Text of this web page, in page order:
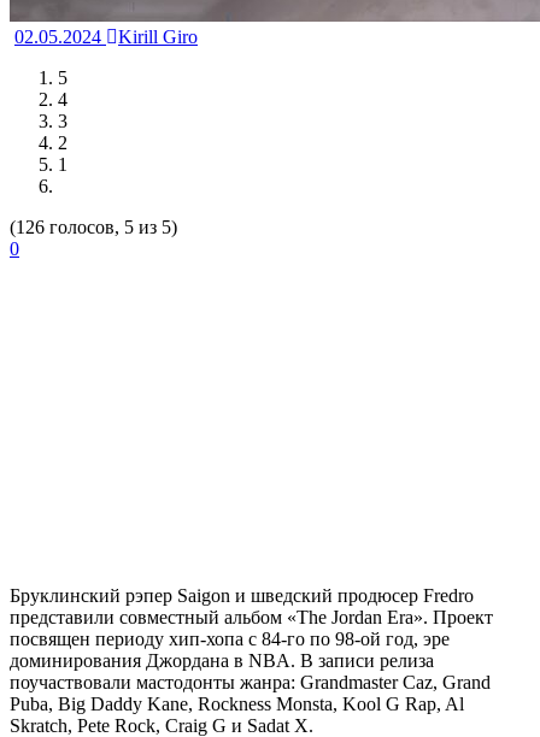
02.05.2024
Kirill Giro
5
4
3
2
1
(126 голосов, 5 из 5)
0
Бруклинский рэпер Saigon и шведский продюсер Fredro
представили совместный альбом «The Jordan Era». Проект
посвящен периоду хип-хопа с 84-го по 98-ой год, эре
доминирования Джордана в NBA. В записи релиза
поучаствовали мастодонты жанра: Grandmaster Caz, Grand
Puba, Big Daddy Kane, Rockness Monsta, Kool G Rap, Al
Skratch, Pete Rock, Craig G и Sadat X.